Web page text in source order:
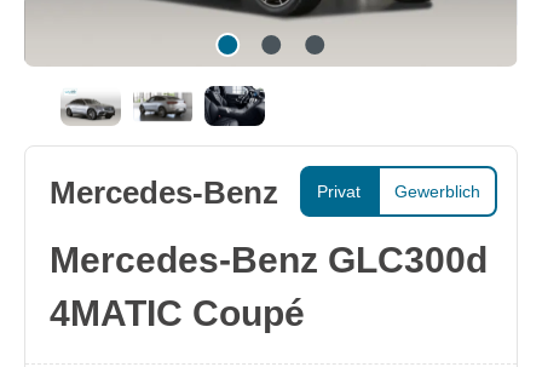
Privat Gewerblich
Mercedes-Benz
Mercedes-Benz GLC300d
4MATIC Coupé